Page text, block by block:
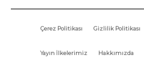
Çerez Politikası Gizlilik Politikası
Yayın İlkelerimiz Hakkımızda